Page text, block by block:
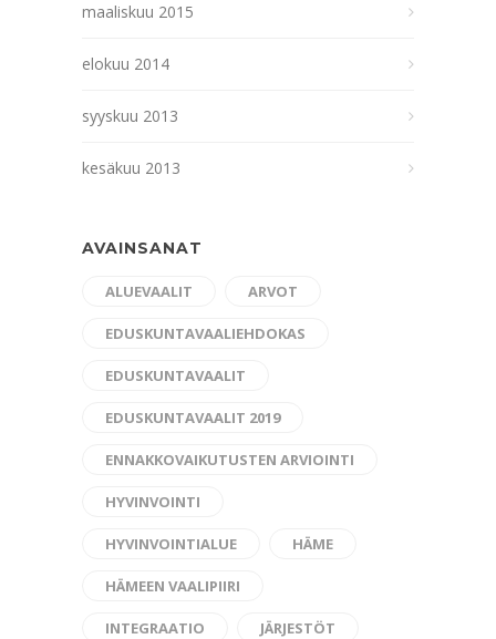
maaliskuu 2015
elokuu 2014
syyskuu 2013
kesäkuu 2013
AVAINSANAT
ALUEVAALIT ARVOT
EDUSKUNTAVAALIEHDOKAS
EDUSKUNTAVAALIT
EDUSKUNTAVAALIT 2019
ENNAKKOVAIKUTUSTEN ARVIOINTI
HYVINVOINTI
HYVINVOINTIALUE HÄME
HÄMEEN VAALIPIIRI
INTEGRAATIO JÄRJESTÖT